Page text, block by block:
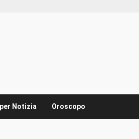
Notizia Oroscopo